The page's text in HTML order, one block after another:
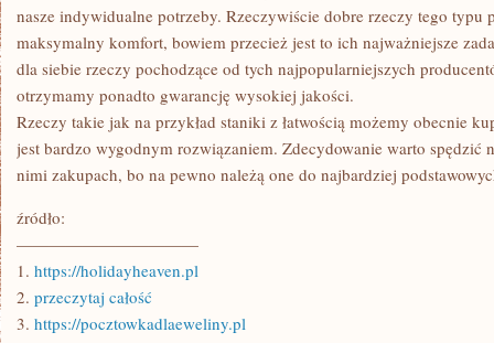
nasze indywidualne potrzeby. Rzeczywiście dobre rzeczy tego typu
maksymalny komfort, bowiem przecież jest to ich najważniejsze
dla siebie rzeczy pochodzące od tych najpopularniejszych
otrzymamy ponadto gwarancję wysokiej jakości.
Rzeczy takie jak na przykład staniki z łatwością możemy obecnie
jest bardzo wygodnym rozwiązaniem. Zdecydowanie warto spędzić
nimi zakupach, bo na pewno należą one do najbardziej
źródło:
———————————
1. https://holidayheaven.pl
2. przeczytaj całość
3. https://pocztowkadlaeweliny.pl